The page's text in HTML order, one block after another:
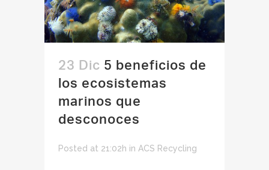
23 Dic 5 beneficios de
los ecosistemas
marinos que
desconoces
Posted at 21:02h in ACS Recycling